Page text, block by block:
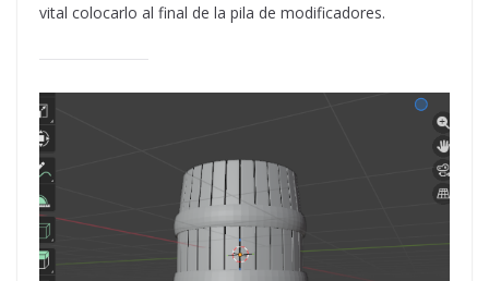
vital colocarlo al final de la pila de modificadores.